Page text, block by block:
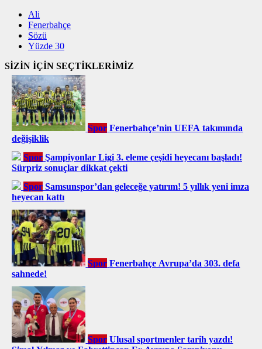
Ali
Fenerbahçe
Sözü
Yüzde 30
SİZİN İÇİN SEÇTİKLERİMİZ
Spor Fenerbahçe’nin UEFA takımında
değişiklik
Spor Şampiyonlar Ligi 3. eleme çeşidi heyecanı başladı!
Sürpriz sonuçlar dikkat çekti
Spor Samsunspor’dan geleceğe yatırım! 5 yıllık yeni imza
heyecan kattı
Spor Fenerbahçe Avrupa’da 303. defa
sahnede!
Spor Ulusal sportmenler tarih yazdı!